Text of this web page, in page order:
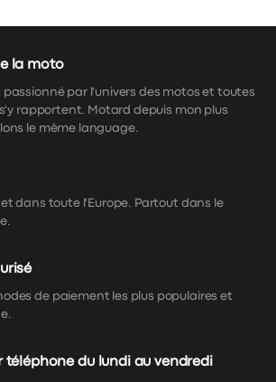
la moto
passionné par l'univers des motos et toutes
rapportent. Motard depuis mon plus
le même language.
et dans toute l'Europe. Partout dans le
de paiement les plus populaires et
téléphone du lundi au vendredi